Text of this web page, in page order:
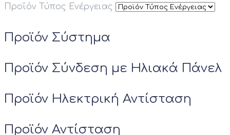
Προϊόν Τύπος Ενέργειας
Προϊόν Σύστημα
Προϊόν Σύνδεση με Ηλιακά Πάνελ
Προϊόν Ηλεκτρική Αντίσταση
Προϊόν Αντίσταση